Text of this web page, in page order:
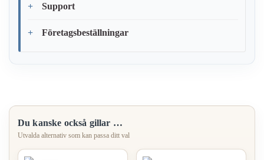
Support
Företagsbeställningar
Du kanske också gillar …